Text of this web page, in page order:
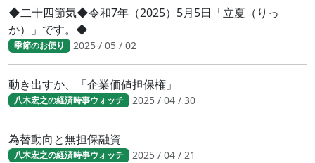
◆二十四節気◆令和7年（2025）5月5日「立夏（りっ
か）」です。◆
季節のお便り 2025 / 05 / 02
動き出すか、「企業価値担保権」
八木宏之の経済時事ウォッチ 2025 / 04 / 30
為替動向と無担保融資
八木宏之の経済時事ウォッチ 2025 / 04 / 21